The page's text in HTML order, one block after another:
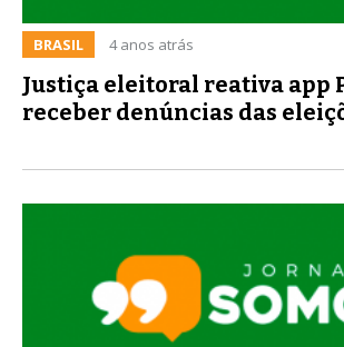
BRASIL 4 anos atrás
Justiça eleitoral reativa app
receber denúncias das